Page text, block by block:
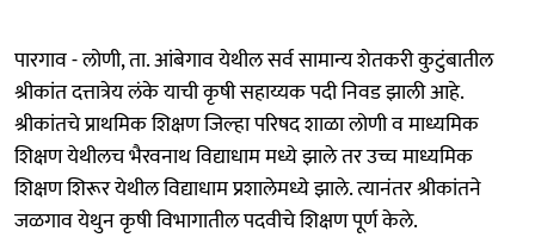
पारगाव - लोणी, ता. आंबेगाव येथील सर्व सामान्य शेतकरी कुटुंबातील
श्रीकांत दत्तात्रेय लंके याची कृषी सहाय्यक पदी निवड झाली आहे.
श्रीकांतचे प्राथमिक शिक्षण जिल्हा परिषद शाळा लोणी व माध्यमिक
शिक्षण येथीलच भैरवनाथ विद्याधाम मध्ये झाले तर उच्च माध्यमिक
शिक्षण शिरूर येथील विद्याधाम प्रशालेमध्ये झाले. त्यानंतर श्रीकांतने
जळगाव येथुन कृषी विभागातील पदवीचे शिक्षण पूर्ण केले.